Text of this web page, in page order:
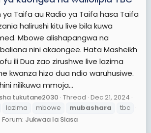
ya Taifa au Radio ya Taifa hasa Taifa
halirushi kitu live bila kuwa
Mbowe alishapangwa na
nini akaongee. Hata Masheikh
ili Dua zao zirushwe live lazima
kwanza hizo dua ndio waruhusiwe.
nilikuwa mmoja...
tukutane2030 Thread Dec 21, 2024
lazima mbowe mubashara
tbc
Forum: Jukwaa la Siasa